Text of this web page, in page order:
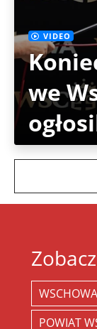
VIDEO
we
WSCHOWA
POWIAT